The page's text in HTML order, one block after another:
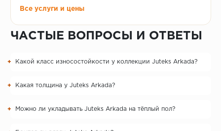
Все услуги и цены
ЧАСТЫЕ ВОПРОСЫ И ОТВЕТЫ
Какой класс износостойкости у коллекции Juteks Arkada?
Какая толщина у Juteks Arkada?
Можно ли укладывать Juteks Arkada на тёплый пол?